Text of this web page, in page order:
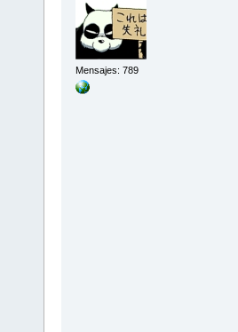
Mensajes: 789